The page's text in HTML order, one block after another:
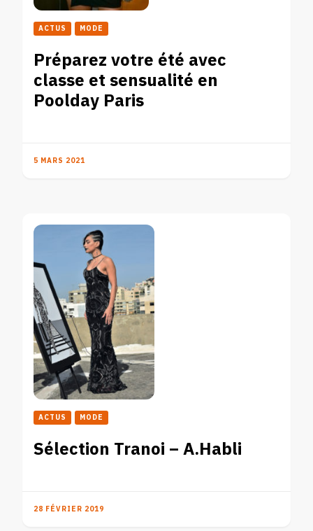
ACTUS MODE
Préparez votre été avec
classe et sensualité en
Poolday Paris
5 MARS 2021
ACTUS MODE
Sélection Tranoi – A.Habli
28 FÉVRIER 2019